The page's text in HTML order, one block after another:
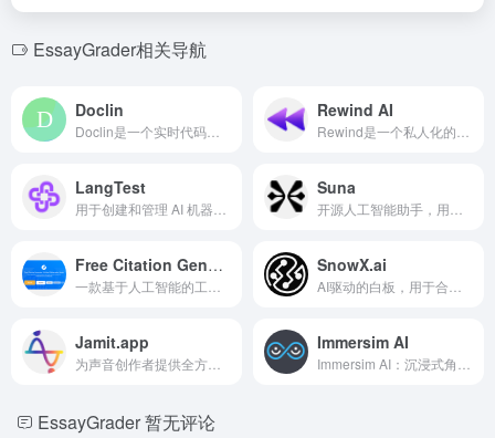
EssayGrader相关导航
Doclin Rewind AI
LangTest Suna
Free Citation Generator SnowX.ai
Jamit.app Immersim AI
EssayGrader暂无评论